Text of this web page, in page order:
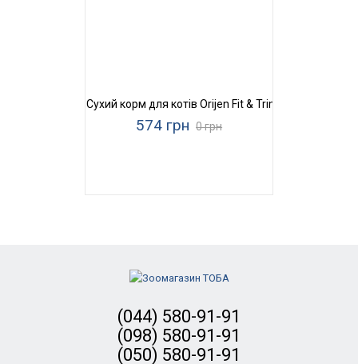
Сухий корм для котів Orijen Fit & Trim Cat
574 грн 0 грн
(044) 580-91-91
(098) 580-91-91
(050) 580-91-91